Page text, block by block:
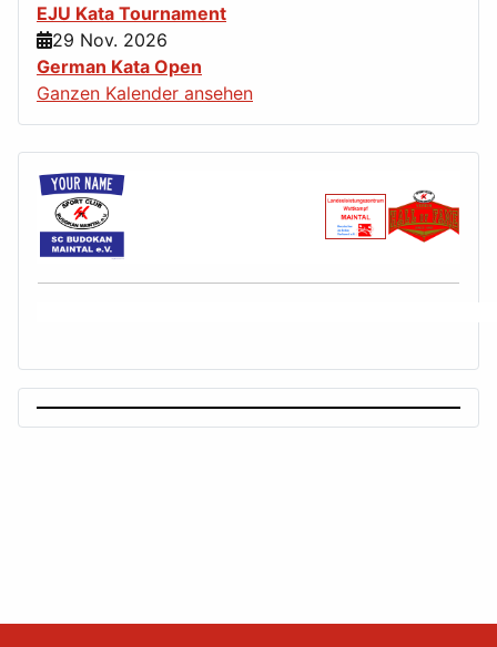
EJU Kata Tournament
29 Nov. 2026
German Kata Open
Ganzen Kalender ansehen